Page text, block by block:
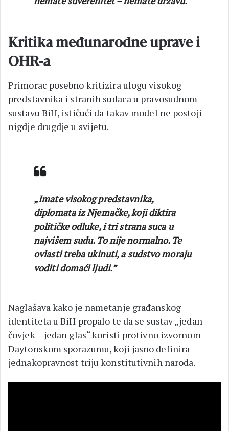
Kritika međunarodne uprave i
OHR-a
Primorac posebno kritizira ulogu visokog
predstavnika i stranih sudaca u pravosudnom
sustavu BiH, ističući da takav model ne postoji
nigdje drugdje u svijetu.
„Imate visokog predstavnika,
diplomata iz Njemačke, koji diktira
političke odluke, i tri strana suca u
najvišem sudu. To nije normalno. Te
ovlasti treba ukinuti, a sudstvo moraju
voditi domaći ljudi.”
Naglašava kako je nametanje građanskog
identiteta u BiH propalo te da se sustav „jedan
čovjek – jedan glas“ koristi protivno izvornom
Daytonskom sporazumu, koji jasno definira
jednakopravnost triju konstitutivnih naroda.